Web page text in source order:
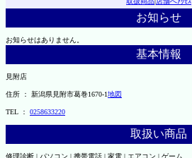
お知らせ
お知らせはありません。
基本情報
見附店
住所 ： 新潟県見附市葛巻1670-1地図
TEL ： 0258633220
取扱い商品
修理診断 | パソコン | 携帯電話 | 家電 | エアコン | ゲーム